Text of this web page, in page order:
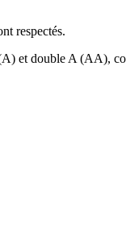
respectés.
et double A (AA),